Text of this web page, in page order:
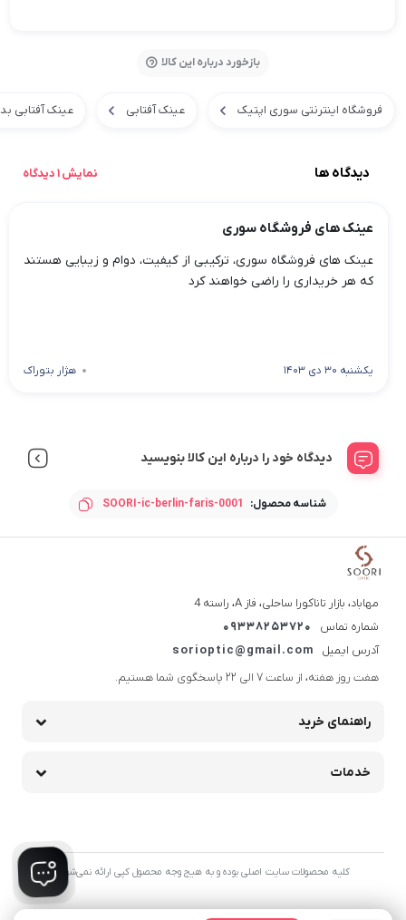
بازخورد درباره این کالا
فروشگاه اینترنتی سوری اپتیک عینک آفتابی عینک آفتابی
دیدگاه ها نمایش 1 دیدگاه
عینک های فروشگاه سوری
عینک های فروشگاه سوری، ترکیبی از کیفیت، دوام و زیبایی هستند
که هر خریداری را راضی خواهند کرد
یکشنبه 30 دی 1403 هژار بتوراک
دیدگاه خود را درباره این کالا بنویسید
شناسه محصول: SOORI-ic-berlin-faris-0001
مهاباد، بازار تاناکورا ساحلی، فاز A، راسته 4
شماره تماس
09338253720
آدرس ایمیل
sorioptic@gmail.com
هفت روز هفته، از ساعت 7 الی 22 پاسخگوی شما هستیم.
راهنمای خرید
خدمات
کلیه محصولات سایت اصلی بوده و به هیج وجه محصول کپی ارائه نمی‌شود.